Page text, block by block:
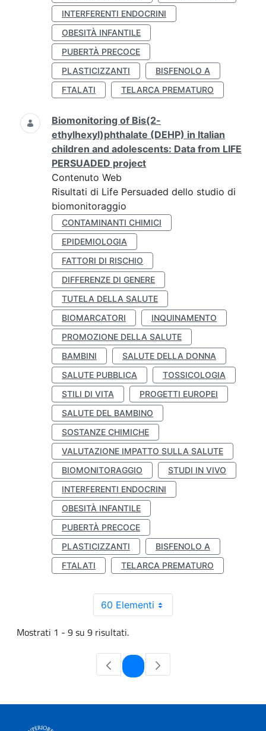
INTERFERENTI ENDOCRINI
OBESITÀ INFANTILE
PUBERTÀ PRECOCE
PLASTICIZZANTI
BISFENOLO A
FTALATI
TELARCA PREMATURO
Biomonitoring of Bis(2-
ethylhexyl)phthalate (DEHP) in Italian
children and adolescents: Data from LIFE
PERSUADED project
Contenuto Web
Risultati di Life Persuaded dello studio di
biomonitoraggio
CONTAMINANTI CHIMICI
EPIDEMIOLOGIA
FATTORI DI RISCHIO
DIFFERENZE DI GENERE
TUTELA DELLA SALUTE
BIOMARCATORI
INQUINAMENTO
PROMOZIONE DELLA SALUTE
BAMBINI
SALUTE DELLA DONNA
SALUTE PUBBLICA
TOSSICOLOGIA
STILI DI VITA
PROGETTI EUROPEI
SALUTE DEL BAMBINO
SOSTANZE CHIMICHE
VALUTAZIONE IMPATTO SULLA SALUTE
BIOMONITORAGGIO
STUDI IN VIVO
INTERFERENTI ENDOCRINI
OBESITÀ INFANTILE
PUBERTÀ PRECOCE
PLASTICIZZANTI
BISFENOLO A
FTALATI
TELARCA PREMATURO
60 Elementi
Mostrati 1 - 9 su 9 risultati.
Pagina